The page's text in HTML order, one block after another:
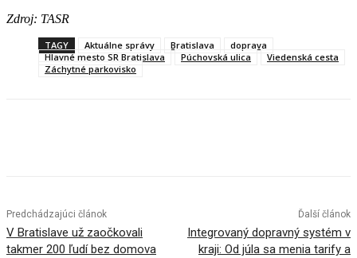
Zdroj: TASR
TAGY Aktuálne správy Bratislava
doprava
Hlavné mesto SR Bratislava
Púchovská ulica
Viedenská cesta
Záchytné parkovisko
Predchádzajúci článok
V Bratislave už zaočkovali
takmer 200 ľudí bez domova
Ďalší článok
Integrovaný dopravný systém v
kraji: Od júla sa menia tarify a